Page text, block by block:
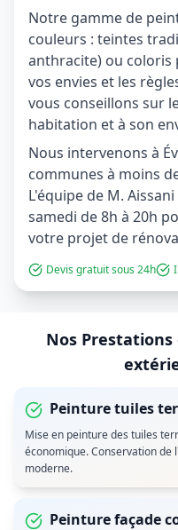
Notre gamme de
couleurs : teintes
anthracite) ou coloris
vos envies et les
vous conseillons sur
habitation et à son
Nous intervenons à
communes à moins
L'équipe de M.
samedi de 8h à 20h
votre projet de
Devis gratuit sous 24h
Nos Prestations
Peinture tuiles
Mise en peinture des tuiles
économique. Conservation
moderne.
Peinture façade